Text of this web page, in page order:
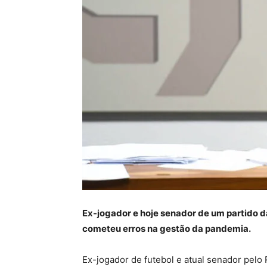
Ex-jogador e hoje senador de um partido
cometeu erros na gestão da pandemia.
Ex-jogador de futebol e atual senador pelo